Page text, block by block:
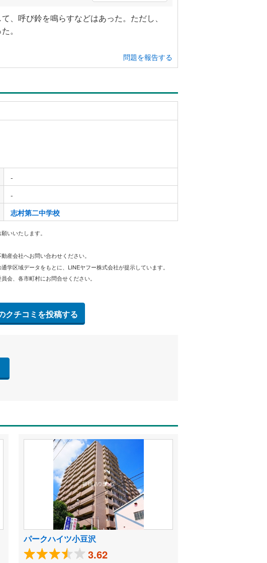
、呼び鈴を鳴らすなどはあった。ただし、
。
問題を報告する
-
-
志村第二中学校
いいたします。
産会社へお問い合わせください。
通学区域データをもとに、LINEヤフー株式会社が提示しています。
会、各市町村にお問合せください。
クチコミを投稿する
パークハイツ小豆沢
3.62